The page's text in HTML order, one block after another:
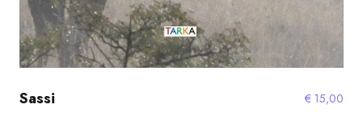
Sassi € 15,00